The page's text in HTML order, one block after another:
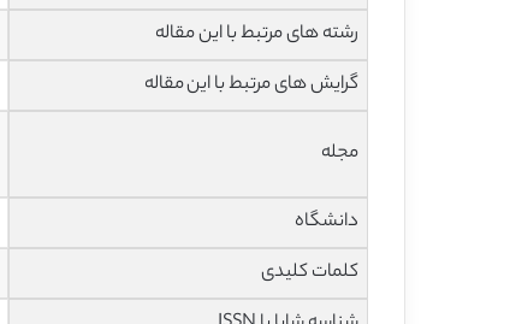
رشته های مرتبط با این مقاله
گرایش های مرتبط با این مقاله
مجله
دانشگاه
کلمات کلیدی